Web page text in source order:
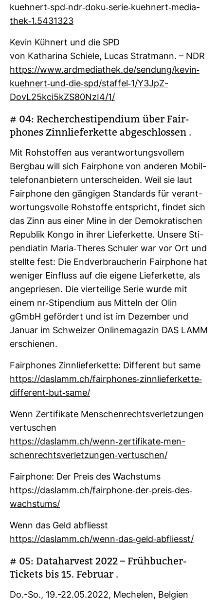
kueh­nert-​spd-​ndr-​doku-​serie-​kueh­nert-​media­
thek-​1.5431323
Kevin Küh­nert und die SPD
von Katha­rina Schiele, Lucas Strat­mann. – NDR
https://www.ard­me­dia­thek.de/sen­dung/kevin-​
kueh­nert-​und-​die-​spd/staffel-​1/Y3JpZ­
DovL25kci5kZS80NzI4/1/
# 04: Recher­che­sti­pen­dium über Fair­
phones Zinn­lie­fer­kette abge­schlossen .
Mit Roh­stoffen aus ver­ant­wor­tungs­vollem
Bergbau will sich Fair­phone von anderen Mobil­
te­le­fo­n­an­bie­tern unter­scheiden. Weil sie laut
Fair­phone den gän­gigen Stan­dards für ver­ant­
wor­tungs­volle Roh­stoffe ent­spricht, findet sich
das Zinn aus einer Mine in der Demo­kra­ti­schen
Repu­blik Kongo in ihrer Lie­fer­kette. Unsere Sti­
pen­diatin Maria-​Theres Schuler war vor Ort und
stellte fest: Die End­ver­brau­cherin Fair­phone hat
weniger Ein­fluss auf die eigene Lie­fer­kette, als
ange­priesen. Die vier­tei­lige Serie wurde mit
einem nr-​Sti­pen­dium aus Mit­teln der Olin
gGmbH geför­dert und ist im Dezember und
Januar im Schweizer Online­ma­gazin DAS LAMM
erschienen.
Fair­phones Zinn­lie­fer­kette: Dif­fe­rent but same
https://das­lamm.ch/fair­phones-​zinn­lie­fer­kette-​
dif­fe­rent-​but-​same/
Wenn Zer­ti­fi­kate Men­schen­rechts­ver­let­zungen
ver­tu­schen
https://das­lamm.ch/wenn-​zer­ti­fi­kate-​men­
schen­rechts­ver­let­zungen-​ver­tu­schen/
Fair­phone: Der Preis des Wachs­tums
https://das­lamm.ch/fair­phone-​der-​preis-​des-​
wachs­tums/
Wenn das Geld abfliesst
https://das­lamm.ch/wenn-​das-​geld-​abfliesst/
# 05: Data­har­vest 2022 – Früh­bu­cher-​
Tickets bis 15. Februar .
Do.-So., 19.-22.05.2022, Mechelen, Bel­gien